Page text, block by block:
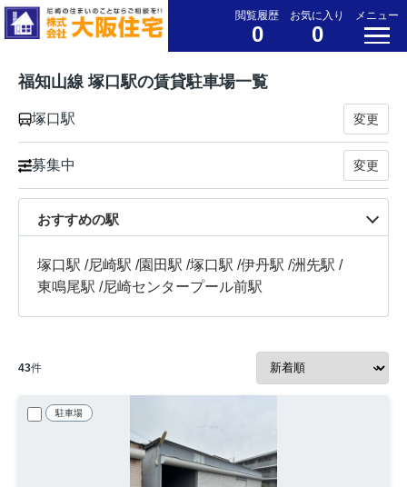
閲覧履歴
0
お気に入り
0
メニュー
福知山線 塚口駅の賃貸駐車場一覧
塚口駅 変更
募集中 変更
おすすめの駅
塚口駅 /尼崎駅 /園田駅 /塚口駅 /伊丹駅 /洲先駅 /
東鳴尾駅 /尼崎センタープール前駅
43件
駐車場